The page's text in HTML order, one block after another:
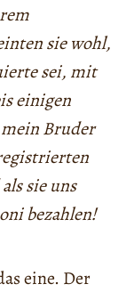
sie wohl,
sei, mit
einigen
mein Bruder
sie uns
bezahlen!
eine. Der